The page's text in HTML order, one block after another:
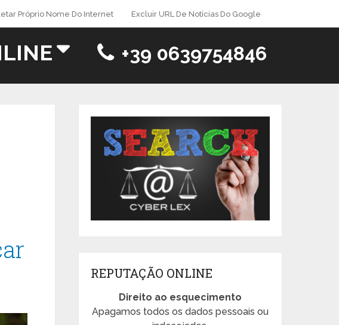
Próprio Nome Do Internet Excluir URL De Notícias Do Google
+39 0639754846
REPUTAÇÃO ONLINE
Direito ao esquecimento
Apagamos todos os dados pessoais ou